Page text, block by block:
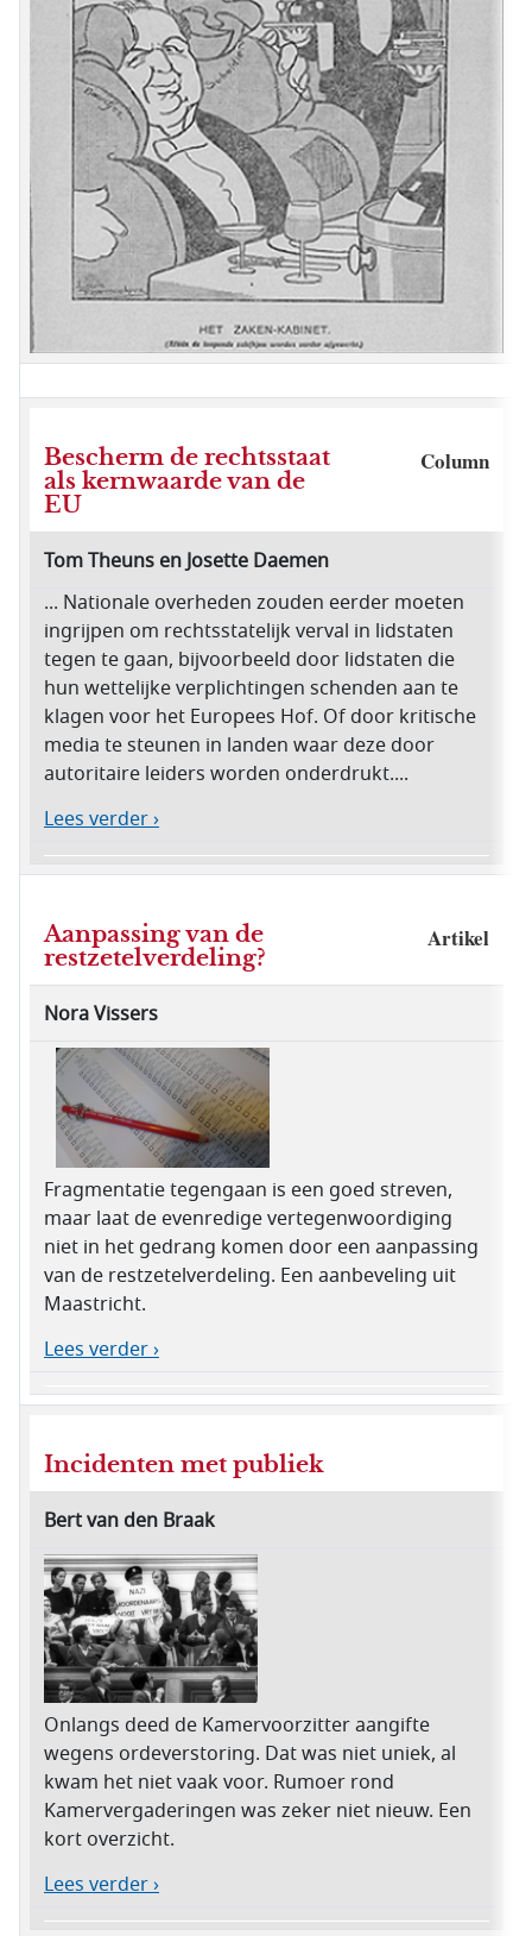
Bescherm de rechtsstaat
als kernwaarde van de
EU
Column
Tom Theuns en Josette Daemen
... Nationale overheden zouden eerder moeten
ingrijpen om rechtsstatelijk verval in lidstaten
tegen te gaan, bijvoorbeeld door lidstaten die
hun wettelijke verplichtingen schenden aan te
klagen voor het Europees Hof. Of door kritische
media te steunen in landen waar deze door
autoritaire leiders worden onderdrukt....
Lees verder ›
Aanpassing van de
restzetelverdeling?
Artikel
Nora Vissers
Fragmentatie tegengaan is een goed streven,
maar laat de evenredige vertegenwoordiging
niet in het gedrang komen door een aanpassing
van de restzetelverdeling. Een aanbeveling uit
Maastricht.
Lees verder ›
Incidenten met publiek
Bert van den Braak
Onlangs deed de Kamervoorzitter aangifte
wegens ordeverstoring. Dat was niet uniek, al
kwam het niet vaak voor. Rumoer rond
Kamervergaderingen was zeker niet nieuw. Een
kort overzicht.
Lees verder ›